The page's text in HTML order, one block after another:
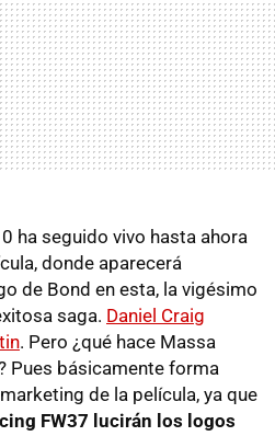
ha seguido vivo hasta ahora
donde aparecerá
de Bond en esta, la vigésimo
saga. Daniel Craig
. Pero ¿qué hace Massa
Pues básicamente forma
de la película, ya que
FW37 lucirán los logos